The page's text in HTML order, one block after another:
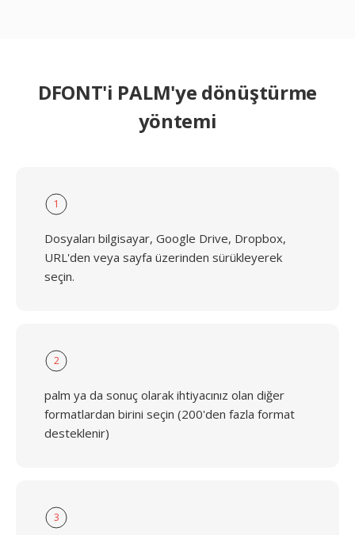
DFONT'i PALM'ye dönüştürme
yöntemi
1
Dosyaları bilgisayar, Google Drive, Dropbox,
URL'den veya sayfa üzerinden sürükleyerek
seçin.
2
palm ya da sonuç olarak ihtiyacınız olan diğer
formatlardan birini seçin (200'den fazla format
desteklenir)
3